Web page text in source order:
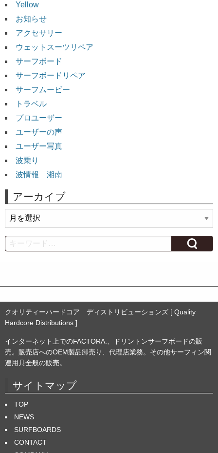
Yellow
お知らせ
アクセサリー
ウェットスーツリペア
サーフボード
サーフボードリペア
サーフムービー
トラベル
プロユーザー
ユーザーの声
ユーザー写真
波乗り
波情報 湘南
アーカイブ
ー
カ
イ
Search
クオリティーハードコア ディストリビューションズ [ Quality
Hardcore Distributions ]
インターネット上でのFACTORA.、ドリントンサーフボードの販
売。販売店へのOEM製品卸売り、代理店業務。その他サーフィン関
連用具全般の販売。
サイトマップ
TOP
NEWS
SURFBOARDS
CONTACT